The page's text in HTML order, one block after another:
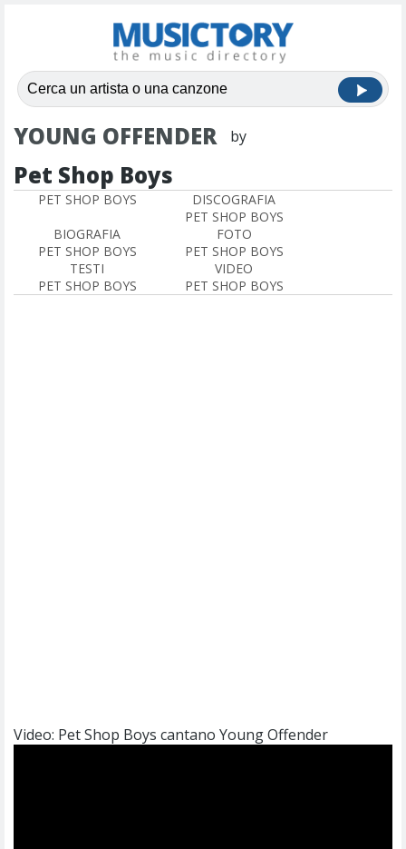
YOUNG OFFENDER by
Pet Shop Boys
PET SHOP BOYS
DISCOGRAFIA
PET SHOP BOYS
BIOGRAFIA
PET SHOP BOYS
FOTO
PET SHOP BOYS
TESTI
PET SHOP BOYS
VIDEO
PET SHOP BOYS
Video: Pet Shop Boys cantano Young Offender